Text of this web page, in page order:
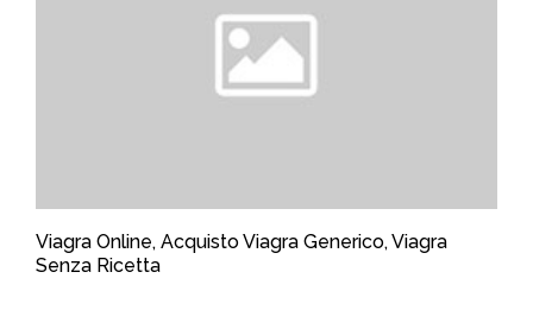
Viagra Online, Acquisto Viagra Generico, Viagra
Senza Ricetta